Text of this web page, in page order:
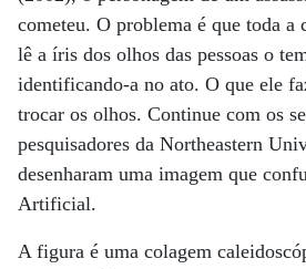
cometeu. O problema é que toda a
lê a íris dos olhos das pessoas o
identificando-a no ato. O que ele
trocar os olhos. Continue com os
pesquisadores da Northeastern
desenharam uma imagem que
Artificial.
A figura é uma colagem